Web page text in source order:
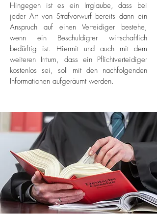
Hingegen ist es ein Irrglaube, dass bei
jeder Art von Strafvorwurf bereits dann ein
Anspruch auf einen Verteidiger bestehe,
wenn ein Beschuldigter wirtschaftlich
bedürftig ist. Hiermit und auch mit dem
weiteren Irrtum, dass ein Pflichtverteidiger
kostenlos sei, soll mit den nachfolgenden
Informationen aufgeräumt werden.